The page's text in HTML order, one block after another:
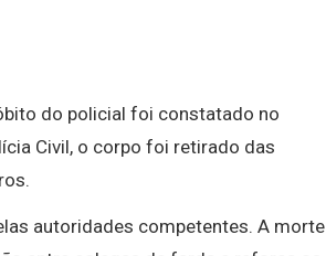
do policial foi constatado no
Civil, o corpo foi retirado das
autoridades competentes. A morte